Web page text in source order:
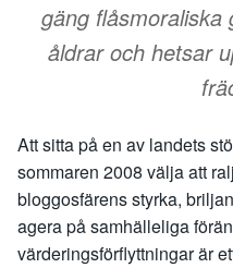
gäng flåsmoraliska
åldrar och hetsar
Att sitta på en av landets
sommaren 2008 välja att
bloggosfärens styrka,
agera på samhälleliga
värderingsförflyttningar är